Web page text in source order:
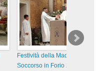
Festività della Madonna del
Soccorso in Forio 2026. La